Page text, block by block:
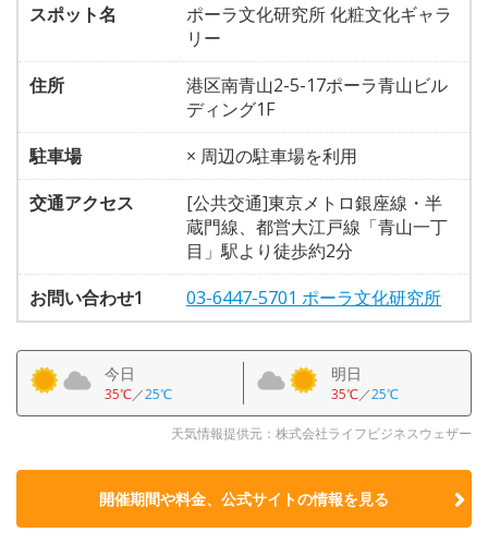
スポット名
ポーラ文化研究所 化粧文化ギャラ
リー
住所
港区南青山2-5-17ポーラ青山ビル
ディング1F
駐車場
× 周辺の駐車場を利用
交通アクセス
[公共交通]東京メトロ銀座線・半
蔵門線、都営大江戸線「青山一丁
目」駅より徒歩約2分
お問い合わせ1
03-6447-5701 ポーラ文化研究所
今日
35℃／25℃
明日
35℃／25℃
天気情報提供元：株式会社ライフビジネスウェザー
開催期間や料金、公式サイトの情報を見る